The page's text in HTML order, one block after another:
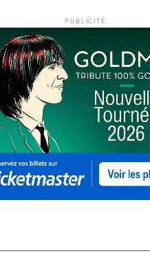
PUBLICITÉ